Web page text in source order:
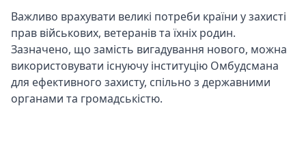
Важливо врахувати великі потреби країни у захисті
прав військових, ветеранів та їхніх родин.
Зазначено, що замість вигадування нового, можна
використовувати існуючу інституцію Омбудсмана
для ефективного захисту, спільно з державними
органами та громадськістю.